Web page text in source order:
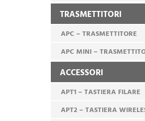
TRASMETTITORI
APC – TRASMETTITORE
APC MINI –
ACCESSORI
APT1 – TASTIERA FILARE
APT2 – TASTIERA